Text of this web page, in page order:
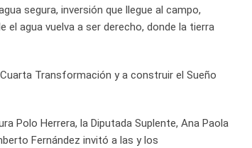
segura, inversión que llegue al campo,
el agua vuelva a ser derecho, donde la tierra
Transformación y a construir el Sueño
Polo Herrera, la Diputada Suplente, Ana Paola
Fernández invitó a las y los